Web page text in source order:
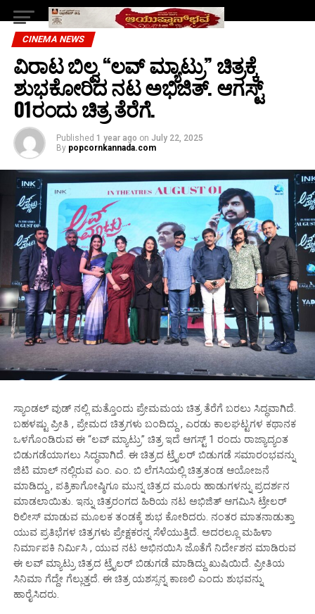
CINEMA NEWS
ವಿರಾಟ ಬಿಲ್ವ “ಲವ್ ಮ್ಯಾಟ್ರು” ಚಿತ್ರಕ್ಕೆ
ಶುಭಕೋರಿದ ನಟ ಅಭಿಜಿತ್. ಆಗಸ್ಟ್
01ರಂದು ಚಿತ್ರ ತೆರೆಗೆ.
Published 1 year ago on July 22, 2025
By popcornkannada.com
ಸ್ಯಾಂಡಲ್ ವುಡ್ ನಲ್ಲಿ ಮತ್ತೊಂದು ಪ್ರೇಮಮಯ ಚಿತ್ರ ತೆರೆಗೆ ಬರಲು ಸಿದ್ಧವಾಗಿದೆ.
ಬಹಳಷ್ಟು ಪ್ರೀತಿ , ಪ್ರೇಮದ ಚಿತ್ರಗಳು ಬಂದಿದ್ದು , ಎರಡು ಕಾಲಘಟ್ಟಗಳ ಕಥಾನಕ
ಒಳಗೊಂಡಿರುವ ಈ “ಲವ್ ಮ್ಯಾಟ್ರು” ಚಿತ್ರ ಇದೆ ಆಗಸ್ಟ್ 1 ರಂದು ರಾಜ್ಯಾದ್ಯಂತ
ಬಿಡುಗಡೆಯಾಗಲು ಸಿದ್ಧವಾಗಿದೆ. ಈ ಚಿತ್ರದ ಟ್ರೈಲರ್ ಬಿಡುಗಡೆ ಸಮಾರಂಭವನ್ನು
ಜಿಟಿ ಮಾಲ್ ನಲ್ಲಿರುವ ಎಂ. ಎಂ. ಬಿ ಲೆಗಸಿಯಲ್ಲಿ ಚಿತ್ರತಂಡ ಆಯೋಜನೆ
ಮಾಡಿದ್ದು , ಪತ್ರಿಕಾಗೋಷ್ಠಿಗೂ ಮುನ್ನ ಚಿತ್ರದ ಮೂರು ಹಾಡುಗಳನ್ನು ಪ್ರದರ್ಶನ
ಮಾಡಲಾಯಿತು. ಇನ್ನು ಚಿತ್ರರಂಗದ ಹಿರಿಯ ನಟ ಅಭಿಜಿತ್ ಆಗಮಿಸಿ ಟ್ರೇಲರ್
ರಿಲೀಸ್ ಮಾಡುವ ಮೂಲಕ ತಂಡಕ್ಕೆ ಶುಭ ಕೋರಿದರು. ನಂತರ ಮಾತನಾಡುತ್ತಾ
ಯುವ ಪ್ರತಿಭೆಗಳ ಚಿತ್ರಗಳು ಪ್ರೇಕ್ಷಕರನ್ನ ಸೆಳೆಯುತ್ತಿದೆ. ಅದರಲ್ಲೂ ಮಹಿಳಾ
ನಿರ್ಮಾಪಕಿ ನಿರ್ಮಿಸಿ , ಯುವ ನಟ ಅಭಿನಯಿಸಿ ಜೊತೆಗೆ ನಿರ್ದೇಶನ ಮಾಡಿರುವ
ಈ ಲವ್ ಮ್ಯಾಟ್ರು ಚಿತ್ರದ ಟ್ರೈಲರ್ ಬಿಡುಗಡೆ ಮಾಡಿದ್ದು ಖುಷಿಯಿದೆ. ಪ್ರೀತಿಯ
ಸಿನಿಮಾ ಗೆದ್ದೇ ಗೆಲ್ಲುತ್ತದೆ. ಈ ಚಿತ್ರ ಯಶಸ್ಸನ್ನ ಕಾಣಲಿ ಎಂದು ಶುಭವನ್ನು
ಹಾರೈಸಿದರು.